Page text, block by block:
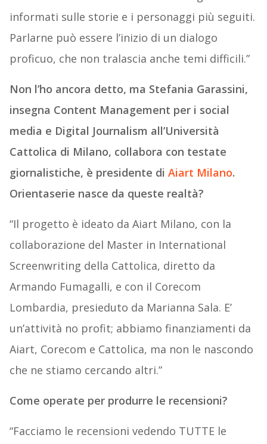
informati sulle storie e i personaggi più seguiti.
Parlarne può essere l’inizio di un dialogo
proficuo, che non tralascia anche temi difficili.”
Non l’ho ancora detto, ma Stefania Garassini,
insegna Content Management per i social
media e Digital Journalism all’Università
Cattolica di Milano, collabora con testate
giornalistiche, è presidente di Aiart Milano.
Orientaserie nasce da queste realtà?
“Il progetto è ideato da Aiart Milano, con la
collaborazione del Master in International
Screenwriting della Cattolica, diretto da
Armando Fumagalli, e con il Corecom
Lombardia, presieduto da Marianna Sala. E’
un’attività no profit; abbiamo finanziamenti da
Aiart, Corecom e Cattolica, ma non le nascondo
che ne stiamo cercando altri.”
Come operate per produrre le recensioni?
“Facciamo le recensioni vedendo TUTTE le